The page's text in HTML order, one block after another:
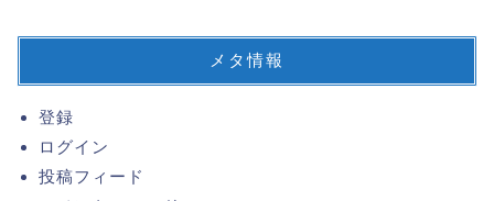
メタ情報
登録
ログイン
投稿フィード